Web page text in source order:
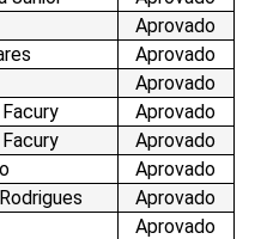
Aprovado
Aprovado
Aprovado
Aprovado
Aprovado
Aprovado
Aprovado
Aprovado